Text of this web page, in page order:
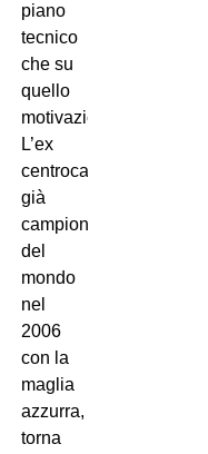
piano
tecnico
che su
quello
motivazionale.
L’ex
centrocampista,
già
campione
del
mondo
nel
2006
con la
maglia
azzurra,
torna